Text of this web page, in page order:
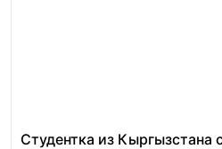
Студентка из Кыргызстана